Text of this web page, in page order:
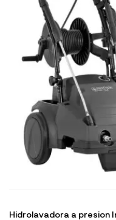
Hidrolavadora a presion